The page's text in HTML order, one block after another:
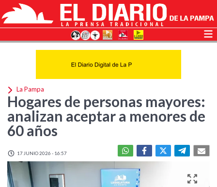
La Pampa
Hogares de personas mayores:
analizan aceptar a menores de
60 años
17 JUNIO 2026 - 16:57